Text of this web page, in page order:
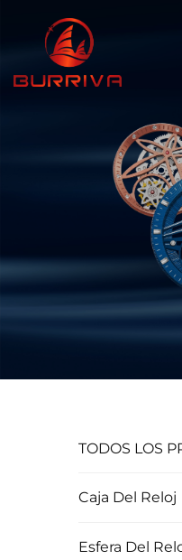
TODOS LOS
Caja Del Reloj
Esfera Del